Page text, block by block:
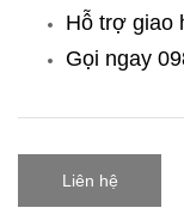
Hỗ trợ giao
Gọi ngay
Liên hệ